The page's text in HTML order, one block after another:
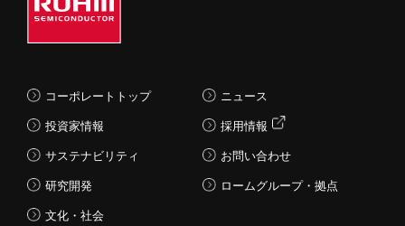
コーポレートトップ
投資家情報
サステナビリティ
研究開発
文化・社会
ニュース
採用情報
お問い合わせ
ロームグループ・拠点